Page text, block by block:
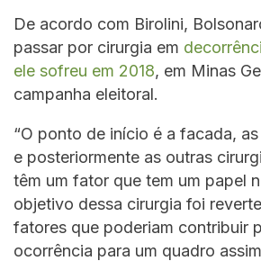
De acordo com Birolini,
passar por cirurgia em
ele sofreu em 2018, em Minas
campanha eleitoral.
“O ponto de início é a facada,
e posteriormente as outras
têm um fator que tem um papel
objetivo dessa cirurgia foi
fatores que poderiam contribuir
ocorrência para um quadro